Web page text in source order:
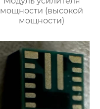
мощности (высокой
мощности)